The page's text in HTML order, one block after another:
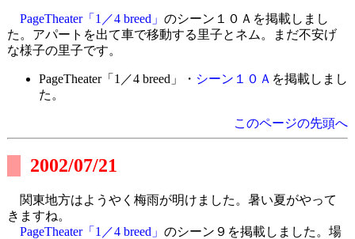
PageTheater「1／4 breed」 のシーン１０Ａを掲載しまし
た。アパートを出て車で移動する里子とネム。まだ不安げ
な様子の里子です。
PageTheater「1／4 breed」・ シーン１０Ａ を掲載しまし
た。
このページの先頭へ
2002/07/21
関東地方はようやく梅雨が明けました。暑い夏がやって
きますね。
PageTheater「1／4 breed」 のシーン９を掲載しました。場